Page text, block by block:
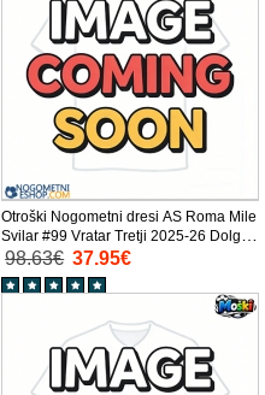
Otroški Nogometni dresi AS Roma Mile
Svilar #99 Vratar Tretji 2025-26 Dolgi
Rokav (+ Kratke hlače)
98.63€ 37.95€